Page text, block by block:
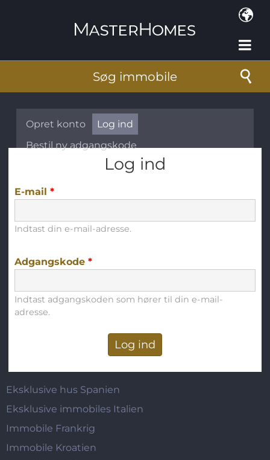
Søg immobile
Primære faneblade
Opret konto Log ind
Bestil ny adgangskode
Log ind
E-mail *
Indtast din e-mail-adresse.
Adgangskode *
Indtast adgangskoden som hører til din e-mail-
adresse.
Eksklusive hus Spanien
Eksklusive immobiles Italien
Immobile Frankrig
Immobile Kroatien